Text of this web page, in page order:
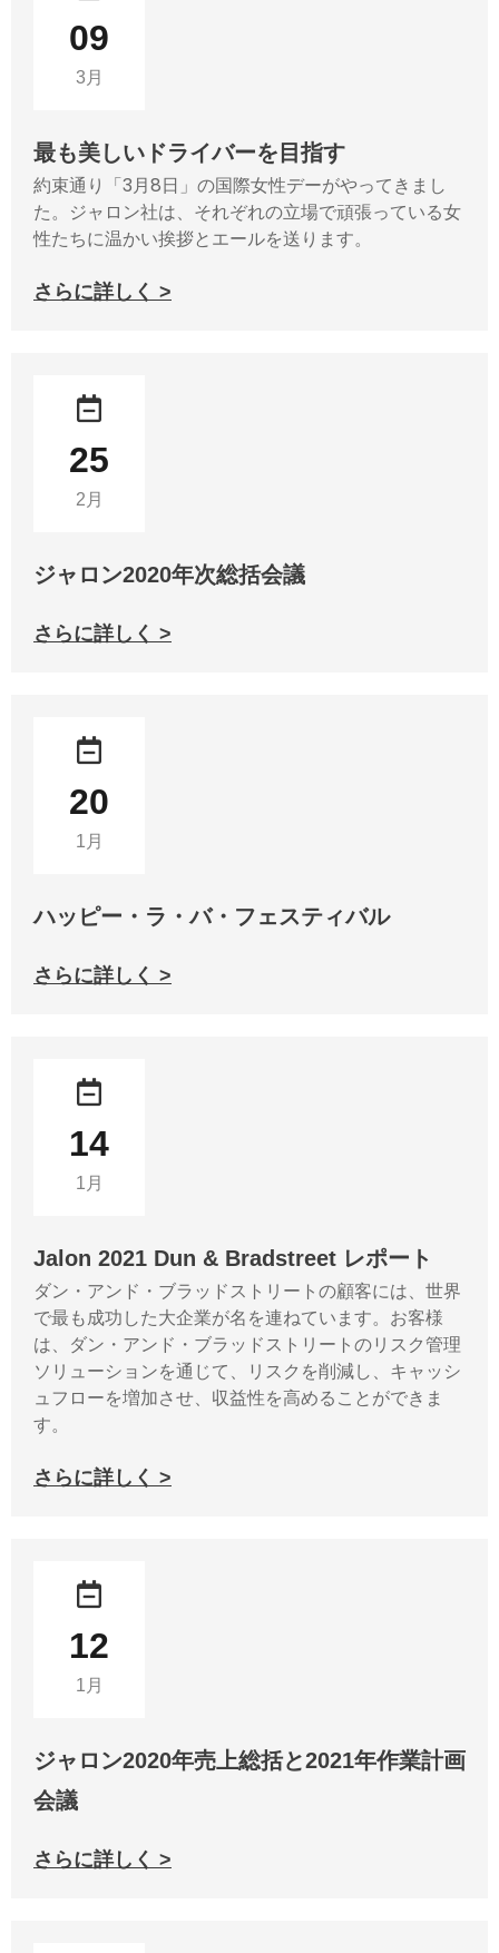
09
3月
最も美しいドライバーを目指す
約束通り「3月8日」の国際女性デーがやってきまし
た。ジャロン社は、それぞれの立場で頑張っている女
性たちに温かい挨拶とエールを送ります。
さらに詳しく >
25
2月
ジャロン2020年次総括会議
さらに詳しく >
20
1月
ハッピー・ラ・バ・フェスティバル
さらに詳しく >
14
1月
Jalon 2021 Dun & Bradstreet レポート
ダン・アンド・ブラッドストリートの顧客には、世界
で最も成功した大企業が名を連ねています。お客様
は、ダン・アンド・ブラッドストリートのリスク管理
ソリューションを通じて、リスクを削減し、キャッシ
ュフローを増加させ、収益性を高めることができま
す。
さらに詳しく >
12
1月
ジャロン2020年売上総括と2021年作業計画
会議
さらに詳しく >